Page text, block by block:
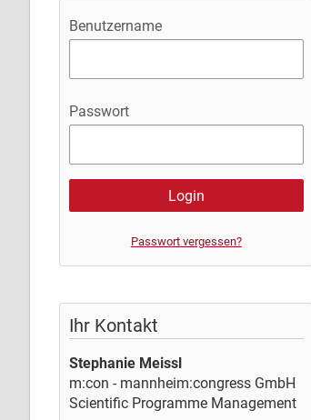
Benutzername
Passwort
Passwort vergessen?
Ihr Kontakt
Stephanie Meissl
m:con - mannheim:congress GmbH
Scientific Programme Management